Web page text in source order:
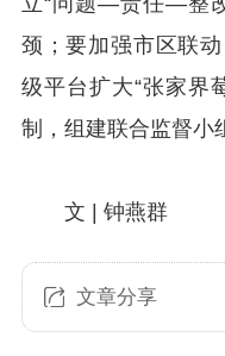
颈；要加强市区联
级平台扩大“张家界
制，组建联合监督小
文 | 钟燕群
文章分享